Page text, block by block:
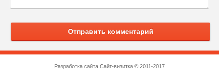
Отправить комментарий
Разработка сайта Сайт-визитка © 2011-2017